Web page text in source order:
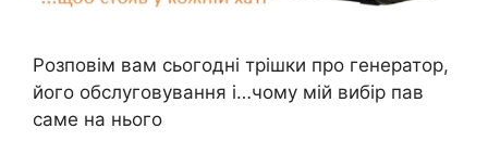
Розповім вам сьогодні трішки про генератор,
його обслуговування і…чому мій вибір пав
саме на нього